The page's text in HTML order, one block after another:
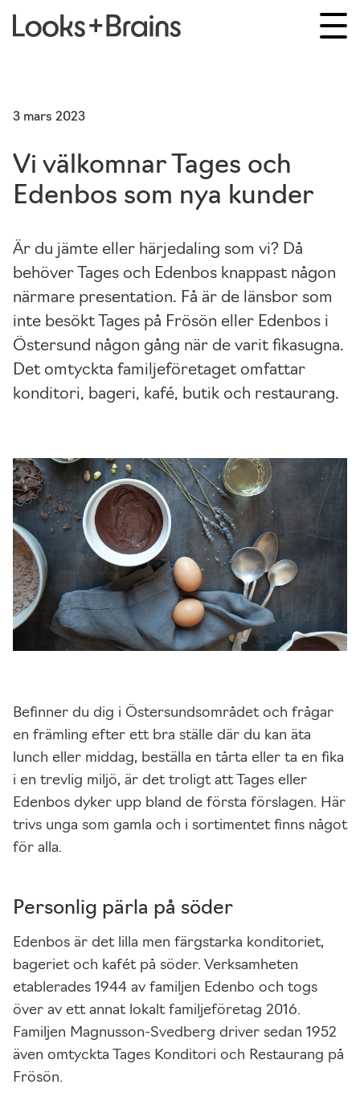
3 mars 2023
Vi välkomnar Tages och
Edenbos som nya kunder
Är du jämte eller härjedaling som vi? Då
behöver Tages och Edenbos knappast någon
närmare presentation. Få är de länsbor som
inte besökt Tages på Frösön eller Edenbos i
Östersund någon gång när de varit fikasugna.
Det omtyckta familjeföretaget omfattar
konditori, bageri, kafé, butik och restaurang.
Befinner du dig i Östersundsområdet och frågar
en främling efter ett bra ställe där du kan äta
lunch eller middag, beställa en tårta eller ta en fika
i en trevlig miljö, är det troligt att Tages eller
Edenbos dyker upp bland de första förslagen. Här
trivs unga som gamla och i sortimentet finns något
för alla.
Personlig pärla på söder
Edenbos är det lilla men färgstarka konditoriet,
bageriet och kafét på söder. Verksamheten
etablerades 1944 av familjen Edenbo och togs
över av ett annat lokalt familjeföretag 2016.
Familjen Magnusson-Svedberg driver sedan 1952
även omtyckta Tages Konditori och Restaurang på
Frösön.